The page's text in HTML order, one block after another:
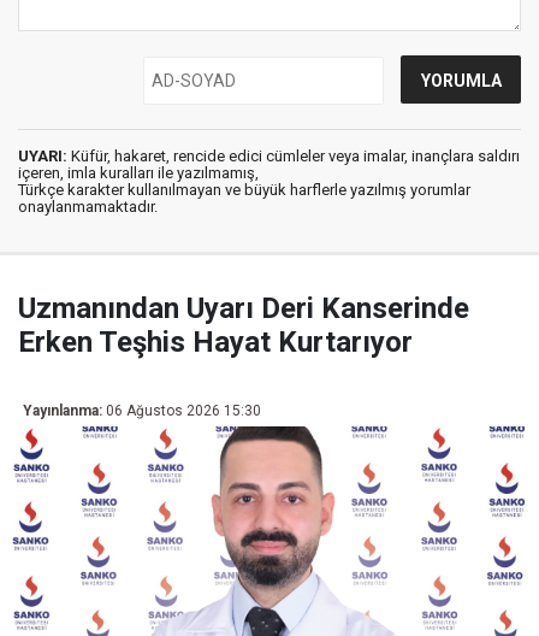
UYARI: Küfür, hakaret, rencide edici cümleler veya imalar, inançlara saldırı
içeren, imla kuralları ile yazılmamış,
Türkçe karakter kullanılmayan ve büyük harflerle yazılmış yorumlar
onaylanmamaktadır.
Uzmanından Uyarı Deri Kanserinde
Erken Teşhis Hayat Kurtarıyor
Yayınlanma: 06 Ağustos 2026 15:30